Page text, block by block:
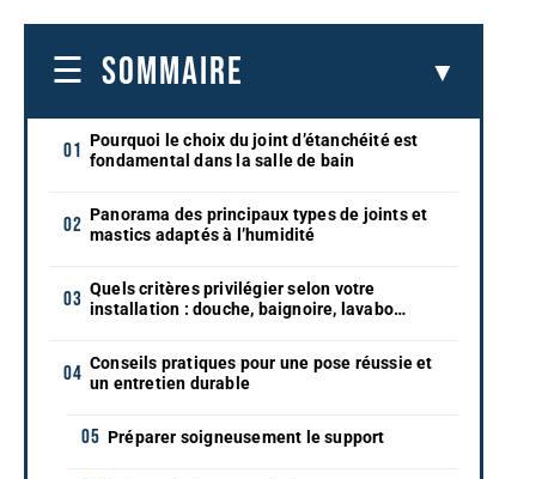
SOMMAIRE
Pourquoi le choix du joint d’étanchéité est
fondamental dans la salle de bain
Panorama des principaux types de joints et
mastics adaptés à l’humidité
Quels critères privilégier selon votre
installation : douche, baignoire, lavabo…
Conseils pratiques pour une pose réussie et
un entretien durable
Préparer soigneusement le support